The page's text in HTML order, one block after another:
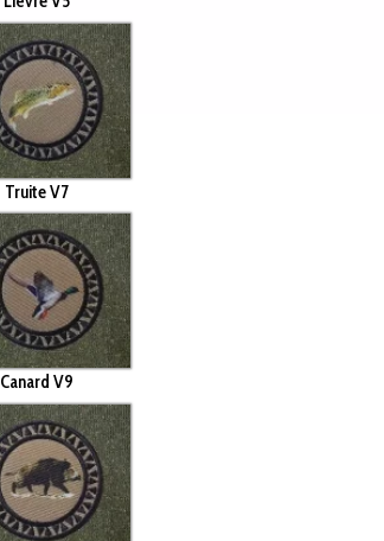
Truite V7
Canard V9